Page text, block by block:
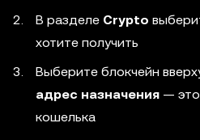
В разделе Crypto
хотите получить
Выберите блокчейн
адрес назначения —
кошелька